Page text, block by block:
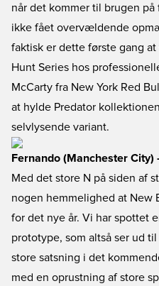
når det kommer til brugen på
ikke fået overvældende
faktisk er dette første gang at
Hunt Series hos
McCarty fra New York Red
at hylde Predator
selvlysende variant.
Fernando (Manchester
Med det store N på siden af
nogen hemmelighed at New
for det nye år. Vi har spottet
prototype, som altså ser ud
store satsning i det
med en oprustning af store